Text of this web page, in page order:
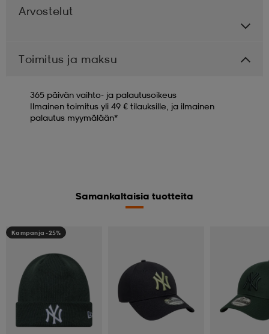
Arvostelut
Toimitus ja maksu
365 päivän vaihto- ja palautusoikeus
Ilmainen toimitus yli 49 € tilauksille, ja ilmainen
palautus myymälään*
Samankaltaisia tuotteita
Kampanja -25%